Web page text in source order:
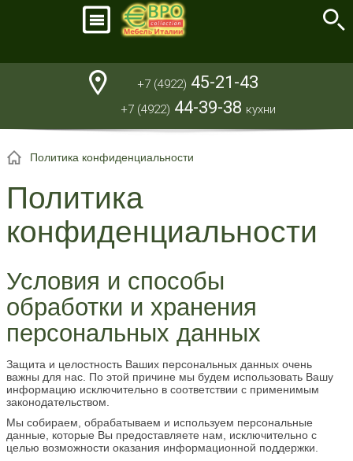
+7 (4922) 45-21-43
+7 (4922) 44-39-38 кухни
Политика конфиденциальности
Политика
конфиденциальности
Условия и способы
обработки и хранения
персональных данных
Защита и целостность Ваших персональных данных очень
важны для нас. По этой причине мы будем использовать Вашу
информацию исключительно в соответствии с применимым
законодательством.
Мы собираем, обрабатываем и используем персональные
данные, которые Вы предоставляете нам, исключительно с
целью возможности оказания информационной поддержки.